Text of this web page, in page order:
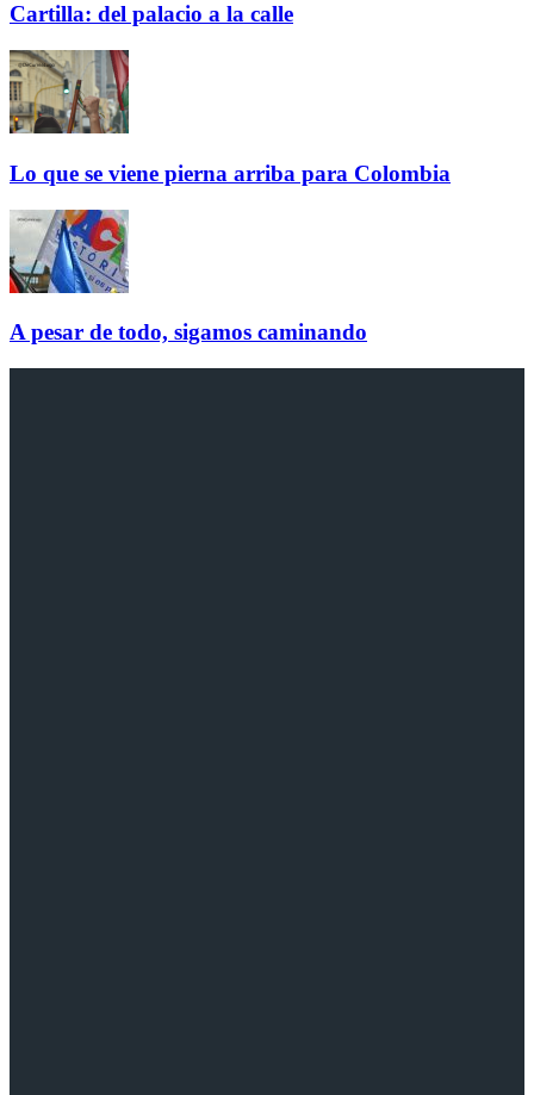
Cartilla: del palacio a la calle
Lo que se viene pierna arriba para Colombia
A pesar de todo, sigamos caminando